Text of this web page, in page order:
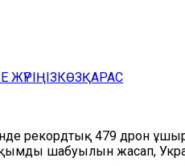
ЖҮРІҢІЗКӨЗҚАРАС
рекордтық 479 дрон
шабуылын жасап,